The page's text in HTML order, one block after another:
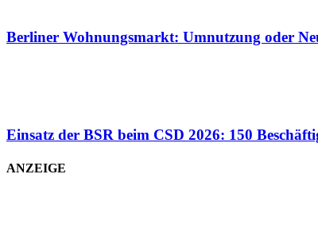
Berliner Wohnungsmarkt: Umnutzung oder
Einsatz der BSR beim CSD 2026: 150
ANZEIGE